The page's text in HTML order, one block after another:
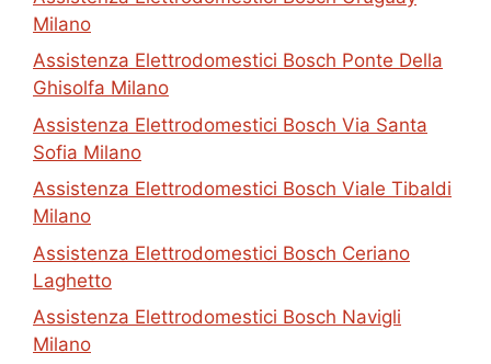
Milano
Assistenza Elettrodomestici Bosch Ponte Della
Ghisolfa Milano
Assistenza Elettrodomestici Bosch Via Santa
Sofia Milano
Assistenza Elettrodomestici Bosch Viale Tibaldi
Milano
Assistenza Elettrodomestici Bosch Ceriano
Laghetto
Assistenza Elettrodomestici Bosch Navigli
Milano